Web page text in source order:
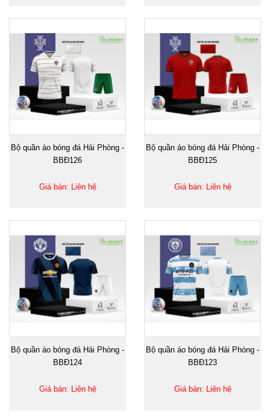
Bộ quần áo bóng đá Hải Phòng -
BBĐ126
Giá bán: Liên hệ
Bộ quần áo bóng đá Hải Phòng -
BBĐ125
Giá bán: Liên hệ
Bộ quần áo bóng đá Hải Phòng -
BBĐ124
Giá bán: Liên hệ
Bộ quần áo bóng đá Hải Phòng -
BBĐ123
Giá bán: Liên hệ